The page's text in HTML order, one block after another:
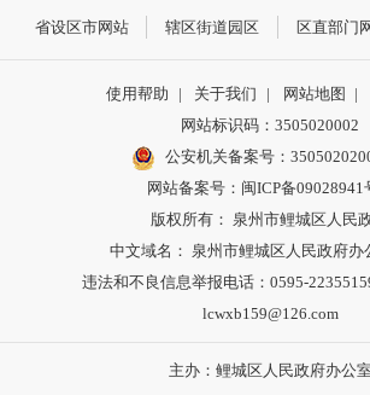
省设区市网站 辖区街道园区 区直部门
使用帮助 | 关于我们 | 网站地图 |
网站标识码：3505020002
公安机关备案号：
网站备案号：闽ICP备09028941
版权所有： 泉州市鲤城区人民
中文域名： 泉州市鲤城区人民政府办
违法和不良信息举报电话：0595-
lcwxb159@126.com
主办：鲤城区人民政府办公室